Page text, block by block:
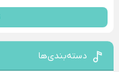
دسته‌بندی‌ها